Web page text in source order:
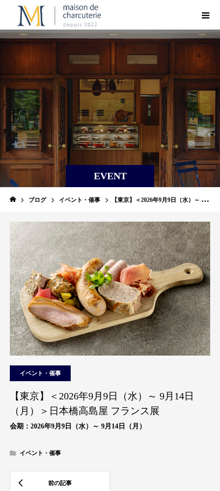
EVENT
ブログ イベント・催事 【東京】＜2026年9月9日（水）～ 9月14日（月）＞日本橋高島屋 フランス展
イベント・催事
【東京】＜2026年9月9日（水）～ 9月14日
（月）＞日本橋高島屋 フランス展
会期：2026年9月9日（水）～ 9月14日（月）
イベント・催事